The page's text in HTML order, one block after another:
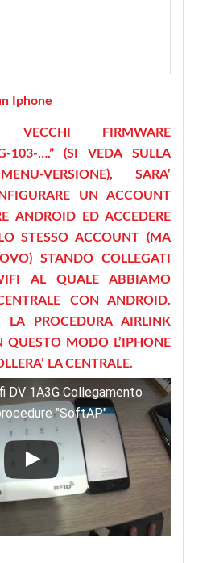
Iphone
FIRMWARE
103-….” (SI VEDA SULLA
VERSIONE), SARA’
UN ACCOUNT
ANDROID ED ACCEDERE
STESSO ACCOUNT (MA
STANDO COLLEGATI
AL QUALE ABBIAMO
CON ANDROID.
LA PROCEDURA AIRLINK
QUESTO MODO L’IPHONE
LA CENTRALE.
DV 1A3G Collegamento
"SoftAP"